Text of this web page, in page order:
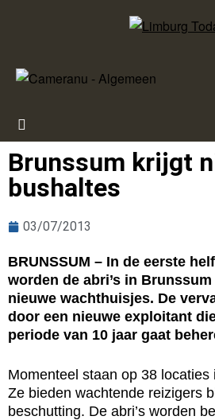
Brunssum krijgt
bushaltes
03/07/2013
BRUNSSUM – In de eerste
worden de abri’s in
nieuwe wachthuisjes. De
door een nieuwe exploitant
periode van 10 jaar gaat
Momenteel staan op 38 locaties
Ze bieden wachtende reizigers
beschutting. De abri’s worden